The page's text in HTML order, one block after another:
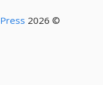
© 2026 Marketer • Built with